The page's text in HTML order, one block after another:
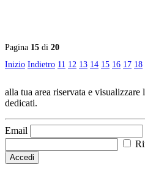
Pagina 15 di 20
Inizio Indietro 11 12 13 14 15 16 17 18
alla tua area riservata e visualizzare
dedicati.
Email